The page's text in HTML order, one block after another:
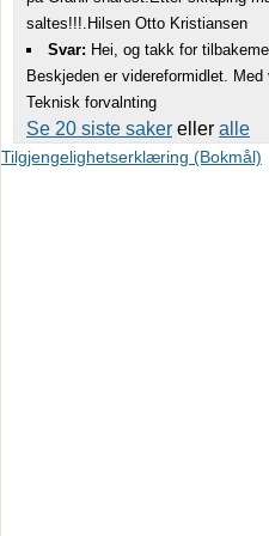
saltes!!!.Hilsen Otto Kristiansen
Svar: Hei, og takk for
Beskjeden er videreformidlet. Med
Teknisk forvalnting
Se 20 siste saker eller alle
Tilgjengelighetserklæring (Bokmål)